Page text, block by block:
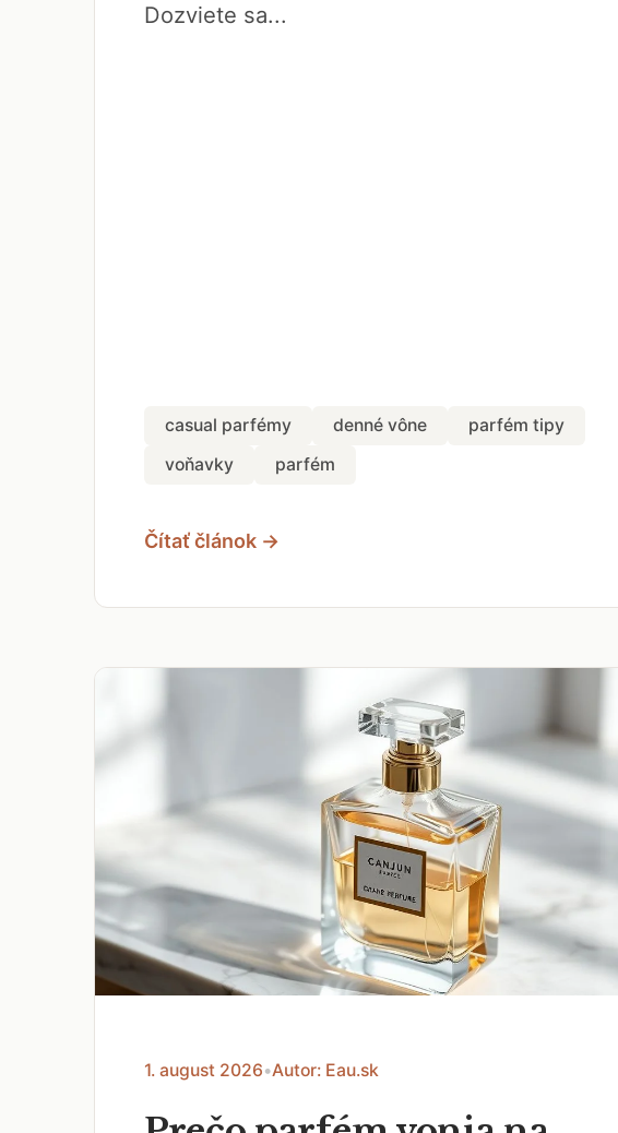
Dozviete sa...
casual parfémy denné vône
parfém tipy
voňavky
parfém
Čítať článok →
1. august 2026•Autor: Eau.sk